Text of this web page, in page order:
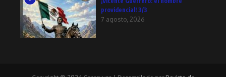
providencial! 3/3
7 agosto, 2026